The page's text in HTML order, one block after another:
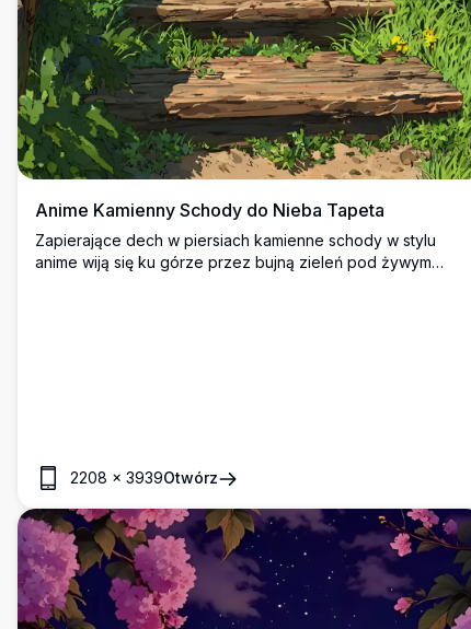
Anime Kamienny Schody do Nieba Tapeta
Zapierające dech w piersiach kamienne schody w stylu
anime wiją się ku górze przez bujną zieleń pod żywym
2208 × 3939Otwórz